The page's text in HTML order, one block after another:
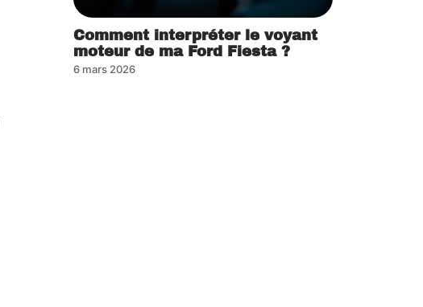
Comment interpréter le voyant
moteur de ma Ford Fiesta ?
6 mars 2026